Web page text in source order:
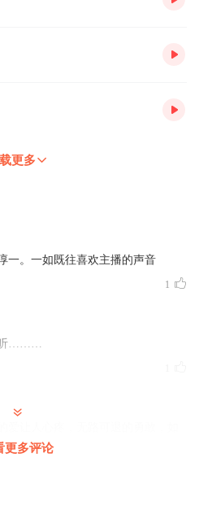
更多
一。一如既往喜欢主播的声音
1
听………
有的本能，挥泪向风，踏血前行。
了谎言，一个欺骗的罗网就已经张
更多评论